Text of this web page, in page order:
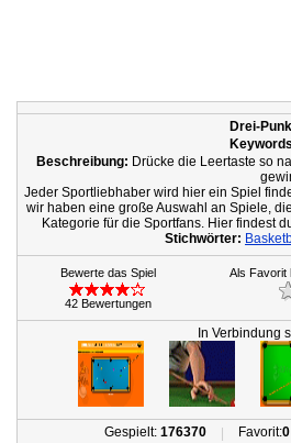
Drei-
Beschreibung: Drücke die Leertaste so
Jeder Sportliebhaber wird hier ein Spiel
wir haben eine große Auswahl an Spiele,
Kategorie für die Sportfans. Hier findest
Stichwörter:
Bewerte das Spiel
42 Bewertungen
Als Favorit
In Verbindung
Gespielt: 176370 | Favorit:0